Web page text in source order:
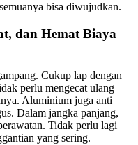
bisa diwujudkan.
dan Hemat Biaya
Cukup lap dengan
perlu mengecat ulang
Aluminium juga anti
Dalam jangka panjang,
Tidak perlu lagi
yang sering.